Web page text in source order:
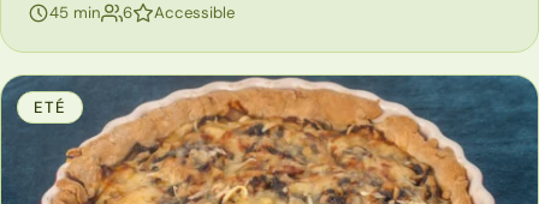
45 min 6personnes
Accessible
ETÉ